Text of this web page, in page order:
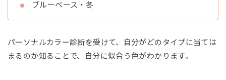
ブルーベース・冬
パーソナルカラー診断を受けて、自分がどのタイプに当ては
まるのか知ることで、自分に似合う色がわかります。